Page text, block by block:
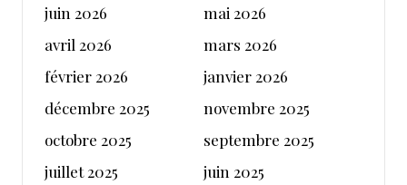
juin 2026
mai 2026
avril 2026
mars 2026
février 2026
janvier 2026
décembre 2025
novembre 2025
octobre 2025
septembre 2025
juillet 2025
juin 2025